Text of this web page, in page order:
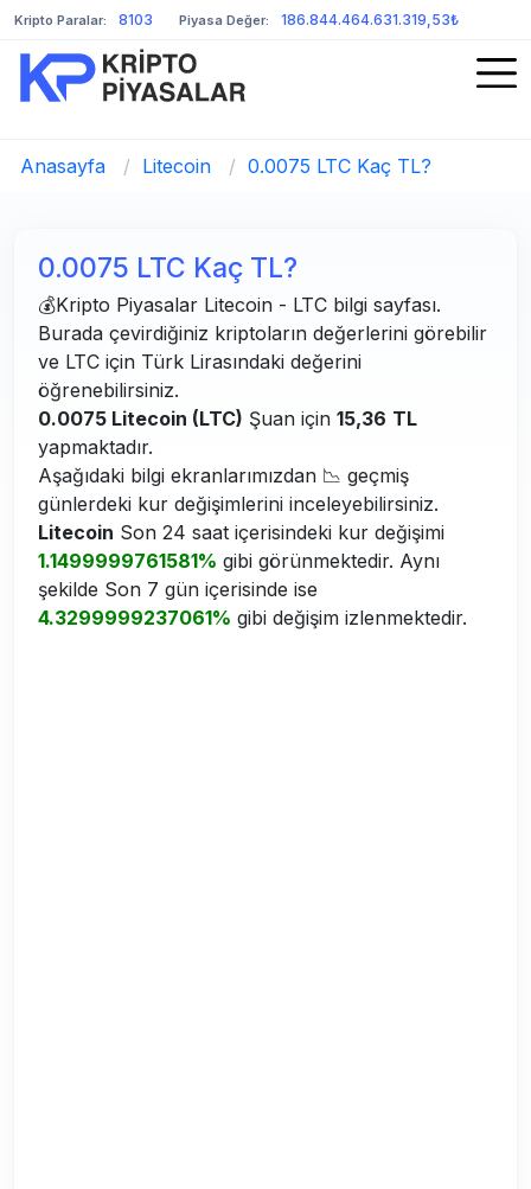
Kripto Paralar: 8103 Piyasa Değer: 186.844.464.631.319,53₺
Anasayfa / Litecoin / 0.0075 LTC Kaç TL?
0.0075 LTC Kaç TL?
💰Kripto Piyasalar Litecoin - LTC bilgi sayfası.
Burada çevirdiğiniz kriptoların değerlerini görebilir
ve LTC için Türk Lirasındaki değerini
öğrenebilirsiniz.
0.0075 Litecoin (LTC) Şuan için 15,36 TL
yapmaktadır.
Aşağıdaki bilgi ekranlarımızdan 📉 geçmiş
günlerdeki kur değişimlerini inceleyebilirsiniz.
Litecoin Son 24 saat içerisindeki kur değişimi
1.1499999761581% gibi görünmektedir. Aynı
şekilde Son 7 gün içerisinde ise
4.3299999237061% gibi değişim izlenmektedir.